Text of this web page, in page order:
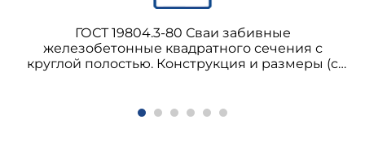
ГОСТ 19804.3-80 Сваи забивные
железобетонные квадратного сечения с
круглой полостью. Конструкция и размеры (с